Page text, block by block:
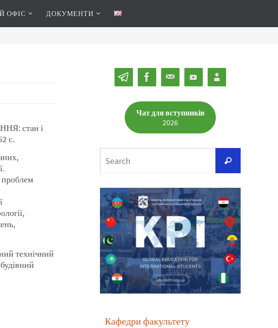
ОФІС ДОКУМЕНТИ
стан і
с.
проблем
технічний
Чат для вступників
2026
Кафедри факультету